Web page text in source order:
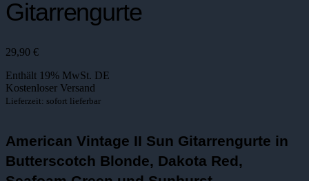
Gitarrengurte
29,90 €
Enthält 19% MwSt. DE
Kostenloser Versand
Lieferzeit: sofort lieferbar
American Vintage II Sun Gitarrengurte in
Butterscotch Blonde, Dakota Red,